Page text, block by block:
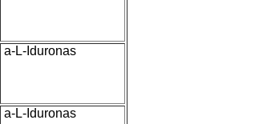
a-L-Iduronas
a-L-Iduronas